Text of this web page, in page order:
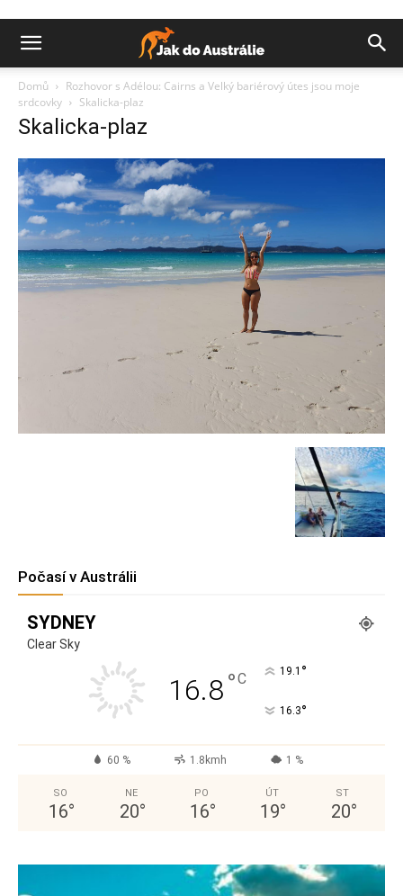
Domů
Rozhovor s Adélou: Cairns a Velký bariérový útes jsou moje
srdcovky
Skalicka-plaz
Skalicka-plaz
Počasí v Austrálii
SYDNEY
Clear Sky
16.8°C 19.1 °
16.3°
60 % 1.8kmh 1 %
SO
16°
NE
20°
PO
16°
ÚT
19°
ST
20°